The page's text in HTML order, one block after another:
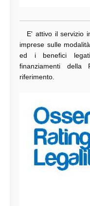
E' attivo il servizio
imprese sulle
ed i benefici
finanziamenti della
riferimento.